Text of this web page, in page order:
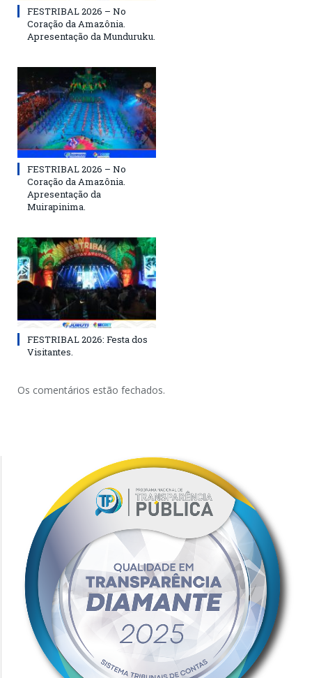
FESTRIBAL 2026 – No
Coração da Amazônia.
Apresentação da Munduruku.
FESTRIBAL 2026 – No
Coração da Amazônia.
Apresentação da
Muirapinima.
FESTRIBAL 2026: Festa dos
Visitantes.
Os comentários estão fechados.